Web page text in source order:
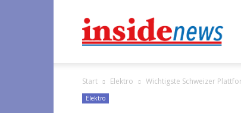
Start Elektro Wichtigste Schweizer
Elektro